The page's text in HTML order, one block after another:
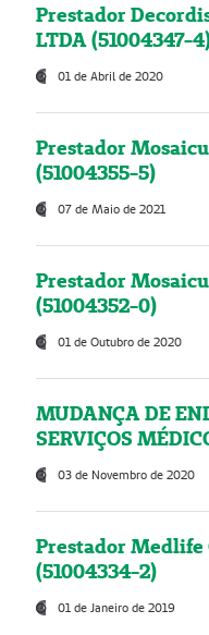
Prestador
LTDA (51004347-
01 de Abril de 2020
Prestador
(51004355-5)
07 de Maio de 2021
Prestador
(51004352-0)
01 de Outubro de 2020
MUDANÇA DE
SERVIÇOS
03 de Novembro de 2020
Prestador Medlife
(51004334-2)
01 de Janeiro de 2019